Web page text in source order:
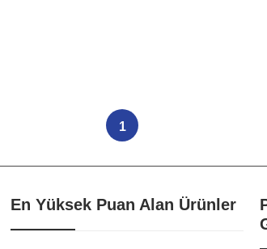
1
En Yüksek Puan Alan Ürünler